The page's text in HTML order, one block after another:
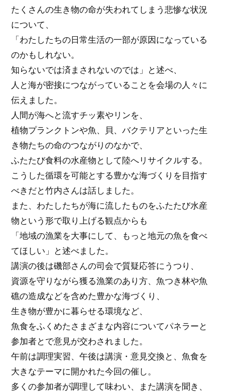
たくさんの生き物の命が失われてしまう悲惨な状況
について、
「わたしたちの日常生活の一部が原因になっている
のかもしれない。
知らないでは済まされないのでは」と述べ、
人と海が密接につながっていることを会場の人々に
伝えました。
人間が海へと流すチッ素やリンを、
植物プランクトンや魚、貝、バクテリアといった生
き物たちの命のつながりのなかで、
ふたたび食料の水産物として陸へリサイクルする。
こうした循環を可能とする豊かな海づくりを目指す
べきだと竹内さんは話しました。
また、わたしたちが海に流したものをふたたび水産
物という形で取り上げる観点からも
「地域の漁業を大事にして、もっと地元の魚を食べ
てほしい」と述べました。
講演の後は磯部さんの司会で質疑応答にうつり、
資源を守りながら獲る漁業のあり方、魚つき林や魚
礁の造成などを含めた豊かな海づくり、
生き物が豊かに暮らせる環境など、
魚食をふくめたさまざまな内容についてパネラーと
参加者とで意見が交わされました。
午前は調理実習、午後は講演・意見交換と、魚食を
大きなテーマに開かれた今回の催し。
多くの参加者が調理して味わい、また講演を聞き、